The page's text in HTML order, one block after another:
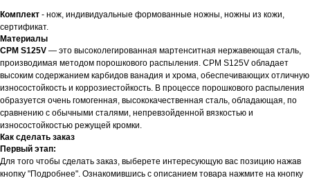
Комплект - нож, индивидуальные формованные ножны, ножны из кожи,
сертификат.
Материалы
CPM S125V — это высоколегированная мартенситная нержавеющая сталь,
производимая методом порошкового распыления. CPM S125V обладает
высоким содержанием карбидов ванадия и хрома, обеспечивающих отличную
износостойкость и коррозиестойкость. В процессе порошкового распыления
образуется очень гомогенная, высококачественная сталь, обладающая, по
сравнению с обычными сталями, непревзойденной вязкостью и
износостойкостью режущей кромки.
Как сделать заказ
Первый этап:
Для того чтобы сделать заказ, выберете интересующую вас позицию нажав
кнопку "Подробнее". Ознакомившись с описанием товара нажмите на кнопку